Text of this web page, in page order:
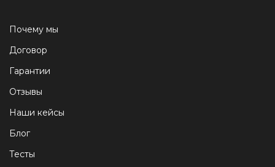
Почему мы
Договор
Гарантии
Отзывы
Наши кейсы
Блог
Тесты